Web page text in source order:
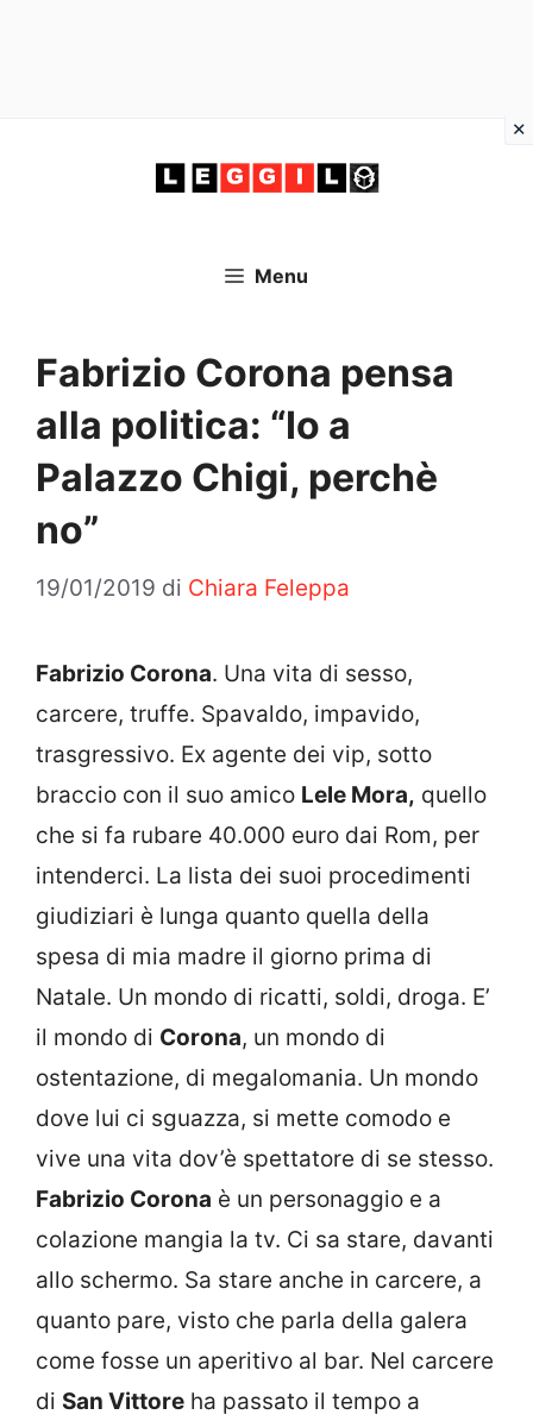
Menu
Fabrizio Corona pensa
alla politica: “Io a
Palazzo Chigi, perchè
no”
19/01/2019 di Chiara Feleppa
Fabrizio Corona. Una vita di sesso,
carcere, truffe. Spavaldo, impavido,
trasgressivo. Ex agente dei vip, sotto
braccio con il suo amico Lele Mora, quello
che si fa rubare 40.000 euro dai Rom, per
intenderci. La lista dei suoi procedimenti
giudiziari è lunga quanto quella della
spesa di mia madre il giorno prima di
Natale. Un mondo di ricatti, soldi, droga. E’
il mondo di Corona, un mondo di
ostentazione, di megalomania. Un mondo
dove lui ci sguazza, si mette comodo e
vive una vita dov’è spettatore di se stesso.
Fabrizio Corona è un personaggio e a
colazione mangia la tv. Ci sa stare, davanti
allo schermo. Sa stare anche in carcere, a
quanto pare, visto che parla della galera
come fosse un aperitivo al bar. Nel carcere
di San Vittore ha passato il tempo a